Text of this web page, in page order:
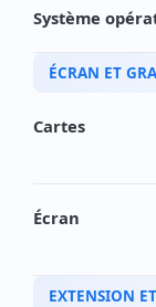
Système
ÉCRAN ET
Cartes
Écran
EXTENSION